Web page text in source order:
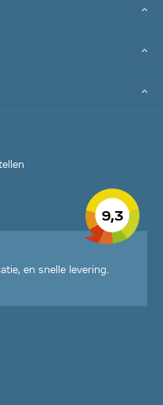
9,3
en snelle levering.